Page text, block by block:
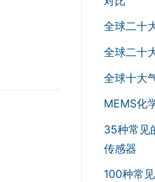
全球二十
全球二十
全球十大
MEMS化
35种常见
传感器
100种常